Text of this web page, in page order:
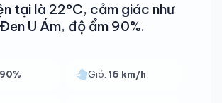
tại là 22°C, cảm giác như
U Ám, độ ẩm 90%.
90% Gió:16 km/h